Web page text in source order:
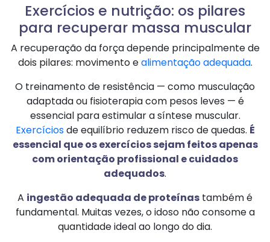
Exercícios e nutrição: os pilares
para recuperar massa muscular
A recuperação da força depende principalmente de
dois pilares: movimento ealimentação adequada.
O treinamento de resistência — como musculação
adaptada ou fisioterapia com pesos leves — é
essencial para estimular a síntese muscular.
Exercíciosde equilíbrio reduzem risco de quedas. É
essencial que os exercícios sejam feitos apenas
com orientação profissional ecuidados
adequados.
A ingestão adequada de proteínas também é
fundamental. Muitas vezes, o idoso não consome a
quantidade ideal ao longo do dia.